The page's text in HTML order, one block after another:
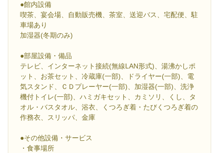
●館内設備
喫茶、宴会場、自動販売機、茶室、送迎バス、宅配便、駐
車場あり
加湿器(冬期のみ)
●部屋設備・備品
テレビ、インターネット接続(無線LAN形式)、湯沸かしポ
ット、お茶セット、冷蔵庫(一部)、ドライヤー(一部)、電
気スタンド、ＣＤプレーヤー(一部)、加湿器(一部)、洗浄
機付トイレ(一部)、ハミガキセット、カミソリ、くし、タ
オル・バスタオル、浴衣、くつろぎ着・たびくつろぎ着の
作務衣、スリッパ、金庫
●その他設備・サービス
・食事場所